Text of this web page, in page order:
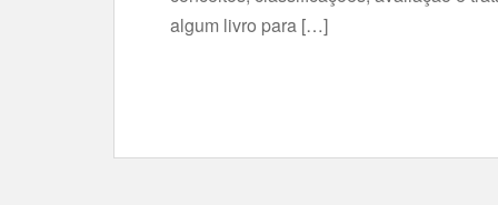
algum livro para […]